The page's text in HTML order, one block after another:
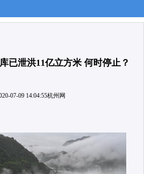
已泄洪11亿立方米 何时停止？
07-09 14:04:55杭州网